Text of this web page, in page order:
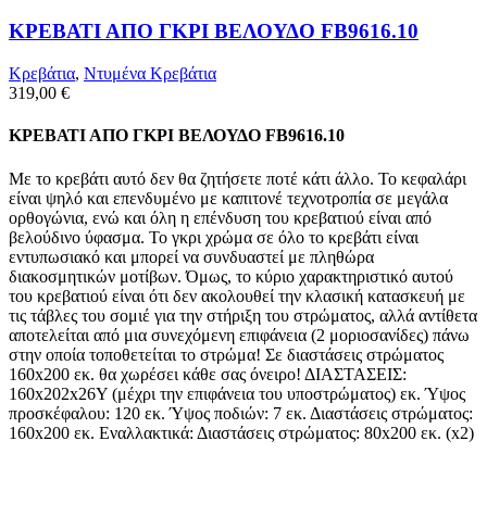
ΚΡΕΒΑΤΙ ΑΠΟ ΓΚΡΙ ΒΕΛΟΥΔΟ FB9616.10
Κρεβάτια, Ντυμένα Κρεβάτια
319,00 €
ΚΡΕΒΑΤΙ ΑΠΟ ΓΚΡΙ ΒΕΛΟΥΔΟ FB9616.10
Με το κρεβάτι αυτό δεν θα ζητήσετε ποτέ κάτι άλλο. Το κεφαλάρι
είναι ψηλό και επενδυμένο με καπιτονέ τεχνοτροπία σε μεγάλα
ορθογώνια, ενώ και όλη η επένδυση του κρεβατιού είναι από
βελούδινο ύφασμα. Το γκρι χρώμα σε όλο το κρεβάτι είναι
εντυπωσιακό και μπορεί να συνδυαστεί με πληθώρα
διακοσμητικών μοτίβων. Όμως, το κύριο χαρακτηριστικό αυτού
του κρεβατιού είναι ότι δεν ακολουθεί την κλασική κατασκευή με
τις τάβλες του σομιέ για την στήριξη του στρώματος, αλλά αντίθετα
αποτελείται από μια συνεχόμενη επιφάνεια (2 μοριοσανίδες) πάνω
στην οποία τοποθετείται το στρώμα! Σε διαστάσεις στρώματος
160x200 εκ. θα χωρέσει κάθε σας όνειρο! ΔΙΑΣΤΑΣΕΙΣ:
160x202x26Υ (μέχρι την επιφάνεια του υποστρώματος) εκ. Ύψος
προσκέφαλου: 120 εκ. Ύψος ποδιών: 7 εκ. Διαστάσεις στρώματος:
160x200 εκ. Εναλλακτικά: Διαστάσεις στρώματος: 80x200 εκ. (x2)